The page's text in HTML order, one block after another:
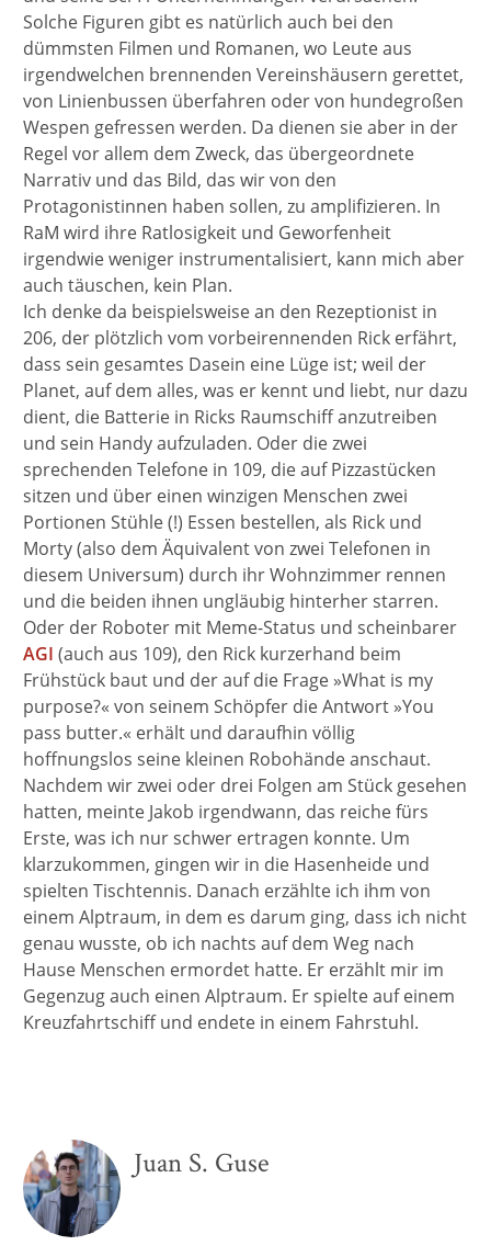
Solche Figuren gibt es natürlich auch bei den
dümmsten Filmen und Romanen, wo Leute aus
irgendwelchen brennenden Vereinshäusern gerettet,
von Linienbussen überfahren oder von hundegroßen
Wespen gefressen werden. Da dienen sie aber in der
Regel vor allem dem Zweck, das übergeordnete
Narrativ und das Bild, das wir von den
Protagonistinnen haben sollen, zu amplifizieren. In
RaM wird ihre Ratlosigkeit und Geworfenheit
irgendwie weniger instrumentalisiert, kann mich aber
auch täuschen, kein Plan.
Ich denke da beispielsweise an den Rezeptionist in
206, der plötzlich vom vorbeirennenden Rick erfährt,
dass sein gesamtes Dasein eine Lüge ist; weil der
Planet, auf dem alles, was er kennt und liebt, nur dazu
dient, die Batterie in Ricks Raumschiff anzutreiben
und sein Handy aufzuladen. Oder die zwei
sprechenden Telefone in 109, die auf Pizzastücken
sitzen und über einen winzigen Menschen zwei
Portionen Stühle (!) Essen bestellen, als Rick und
Morty (also dem Äquivalent von zwei Telefonen in
diesem Universum) durch ihr Wohnzimmer rennen
und die beiden ihnen ungläubig hinterher starren.
Oder der Roboter mit Meme-Status und scheinbarer
AGI (auch aus 109), den Rick kurzerhand beim
Frühstück baut und der auf die Frage »What is my
purpose?« von seinem Schöpfer die Antwort »You
pass butter.« erhält und daraufhin völlig
hoffnungslos seine kleinen Robohände anschaut.
Nachdem wir zwei oder drei Folgen am Stück gesehen
hatten, meinte Jakob irgendwann, das reiche fürs
Erste, was ich nur schwer ertragen konnte. Um
klarzukommen, gingen wir in die Hasenheide und
spielten Tischtennis. Danach erzählte ich ihm von
einem Alptraum, in dem es darum ging, dass ich nicht
genau wusste, ob ich nachts auf dem Weg nach
Hause Menschen ermordet hatte. Er erzählt mir im
Gegenzug auch einen Alptraum. Er spielte auf einem
Kreuzfahrtschiff und endete in einem Fahrstuhl.
Juan S. Guse